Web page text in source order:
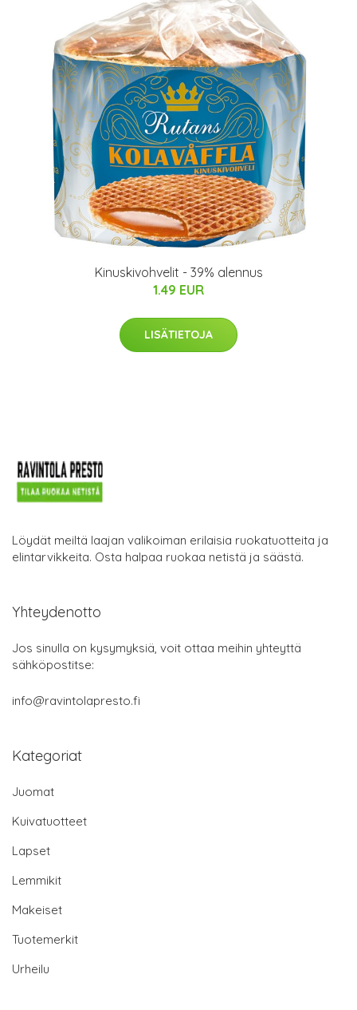
Kinuskivohvelit - 39% alennus
1.49 EUR
LISÄTIETOJA
Löydät meiltä laajan valikoiman erilaisia ruokatuotteita ja
elintarvikkeita. Osta halpaa ruokaa netistä ja säästä.
Yhteydenotto
Jos sinulla on kysymyksiä, voit ottaa meihin yhteyttä
sähköpostitse:
info@ravintolapresto.fi
Kategoriat
Juomat
Kuivatuotteet
Lapset
Lemmikit
Makeiset
Tuotemerkit
Urheilu